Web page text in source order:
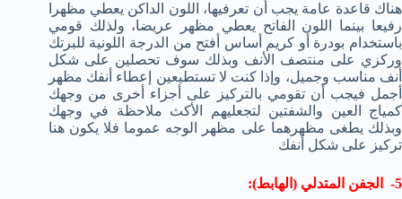
هناك قاعدة عامة يجب أن تعرفيها، اللون الداكن يعطي مظهرا
رفيعا بينما اللون الفاتح يعطي مظهر عريضا، ولذلك قومي
باستخدام بودرة أو كريم أساس أفتح من الدرجة اللونية للبرتك
وركزي على منتصف الأنف وبذلك سوف تحصلين على شكل
أنف مناسب وجميل، وإذا كنت لا تستطيعين إعطاء أنفك مظهر
أجمل فيجب أن تقومي بالتركيز على أجزاء أخرى من وجهك
كمياج العين والشفتين لتجعليهم الأكث ملاحظة في وجهك
وبذلك يطغى مظهرهما على مظهر الوجه عموما فلا يكون هنا
تركيز على شكل أنفك
5- الجفن المتدلي (الهابط):